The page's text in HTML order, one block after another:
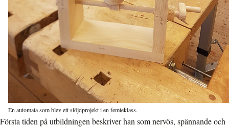
En automata som blev ett slöjdprojekt i en femteklass.
Första tiden på utbildningen beskriver han som nervös, spännande och